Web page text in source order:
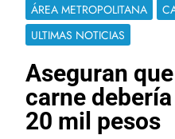
ÁREA METROPOLITANA
ULTIMAS NOTICIAS
Aseguran
carne
20 mil pesos